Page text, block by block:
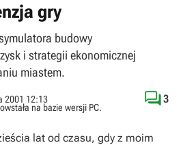
gry
budowy
i strategii ekonomicznej
miastem.
2001 12:13 3
na bazie wersji PC.
lat od czasu, gdy z moim